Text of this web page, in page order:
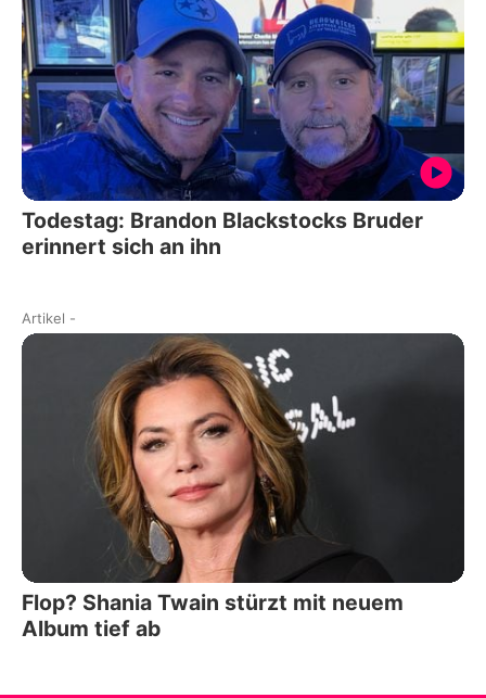
Todestag: Brandon Blackstocks Bruder
erinnert sich an ihn
Artikel -
Flop? Shania Twain stürzt mit neuem
Album tief ab